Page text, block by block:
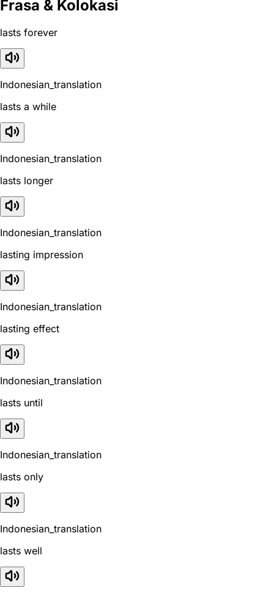
Frasa & Kolokasi
lasts forever
Indonesian_translation
lasts a while
Indonesian_translation
lasts longer
Indonesian_translation
lasting impression
Indonesian_translation
lasting effect
Indonesian_translation
lasts until
Indonesian_translation
lasts only
Indonesian_translation
lasts well